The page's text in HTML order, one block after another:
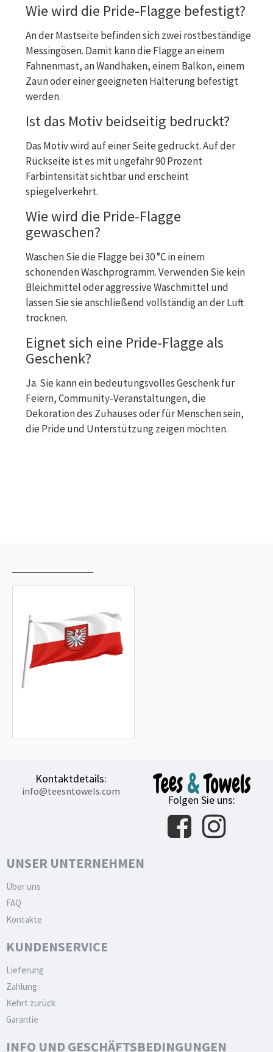
Wie wird die Pride-Flagge befestigt?
An der Mastseite befinden sich zwei rostbeständige
Messingösen. Damit kann die Flagge an einem
Fahnenmast, an Wandhaken, einem Balkon, einem
Zaun oder einer geeigneten Halterung befestigt
werden.
Ist das Motiv beidseitig bedruckt?
Das Motiv wird auf einer Seite gedruckt. Auf der
Rückseite ist es mit ungefähr 90 Prozent
Farbintensität sichtbar und erscheint
spiegelverkehrt.
Wie wird die Pride-Flagge
gewaschen?
Waschen Sie die Flagge bei 30 °C in einem
schonenden Waschprogramm. Verwenden Sie kein
Bleichmittel oder aggressive Waschmittel und
lassen Sie sie anschließend vollständig an der Luft
trocknen.
Eignet sich eine Pride-Flagge als
Geschenk?
Ja. Sie kann ein bedeutungsvolles Geschenk für
Feiern, Community-Veranstaltungen, die
Dekoration des Zuhauses oder für Menschen sein,
die Pride und Unterstützung zeigen möchten.
Kontaktdetails:
info@teesntowels.com
Folgen Sie uns:
UNSER UNTERNEHMEN
Über uns
FAQ
Kontakte
KUNDENSERVICE
Lieferung
Zahlung
Kehrt zurück
Garantie
INFO UND GESCHÄFTSBEDINGUNGEN